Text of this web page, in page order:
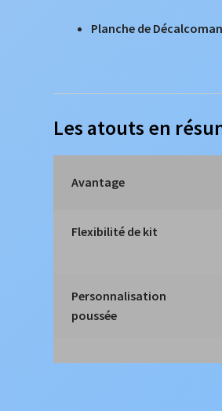
Planche de
Les atouts en
Avantage
Flexibilité de kit
Personnalisation
poussée